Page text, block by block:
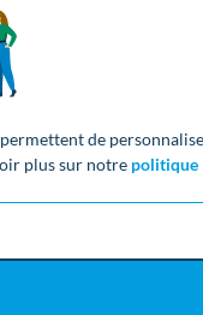
de
plus sur notre politique